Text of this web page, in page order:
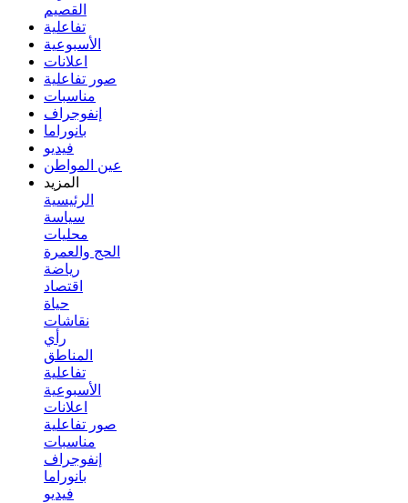
القصيم
تفاعلية
الأسبوعية
اعلانات
صور تفاعلية
مناسبات
إنفوجراف
بانوراما
فيديو
عين المواطن
المزيد
الرئيسية
سياسة
محليات
الحج والعمرة
رياضة
اقتصاد
حياة
نقاشات
رأي
المناطق
تفاعلية
الأسبوعية
اعلانات
صور تفاعلية
مناسبات
إنفوجراف
بانوراما
فيديو